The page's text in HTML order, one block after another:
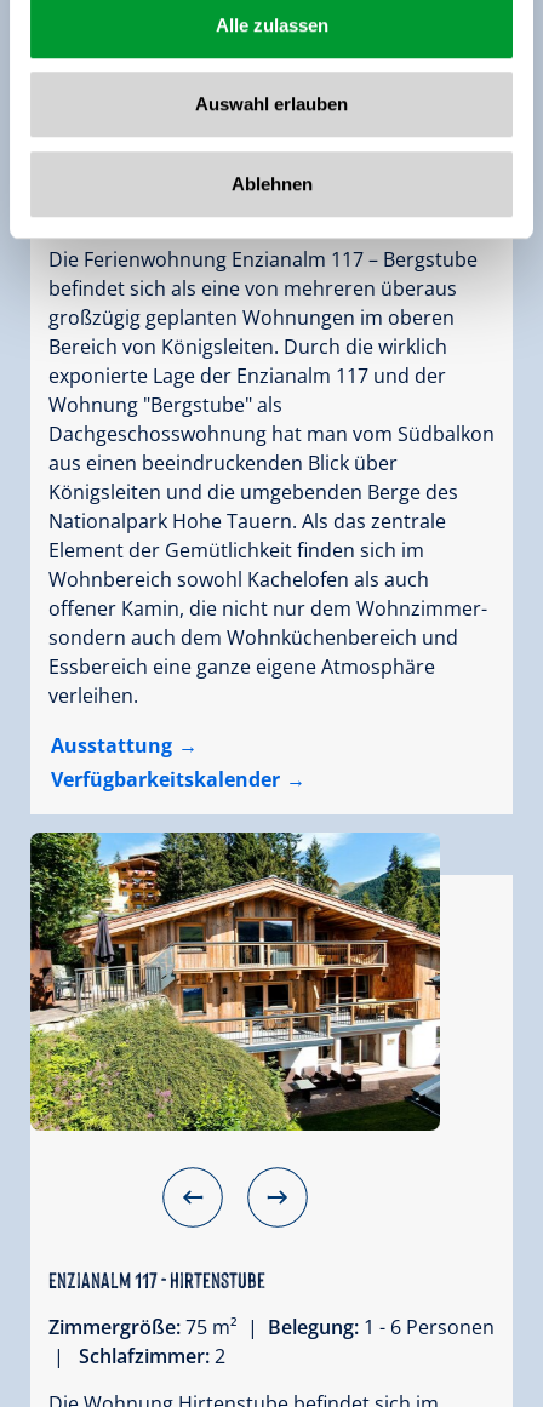
Alle zulassen
Auswahl erlauben
Ablehnen
Enzianalm 117 - Bergstube
65 m² |Belegung:
|Schlafzimmer:2
Die Ferienwohnung Enzianalm 117 – Bergstube
befindet sich als eine von mehreren überaus
großzügig geplanten Wohnungen im oberen
Bereich von Königsleiten. Durch die wirklich
exponierte Lage der Enzianalm 117 und der
Wohnung "Bergstube" als
Dachgeschosswohnung hat man vom Südbalkon
aus einen beeindruckenden Blick über
Königsleiten und die umgebenden Berge des
Nationalpark Hohe Tauern. Als das zentrale
Element der Gemütlichkeit finden sich im
Wohnbereich sowohl Kachelofen als auch
offener Kamin, die nicht nur dem Wohnzimmer-
sondern auch dem Wohnküchenbereich und
Essbereich eine ganze eigene Atmosphäre
verleihen.
Ausstattung
Verfügbarkeitskalender
Enzianalm 117 - Hirtenstube
Zimmergröße:75 m² | Belegung: 1 - 6 Personen
|
Schlafzimmer:2